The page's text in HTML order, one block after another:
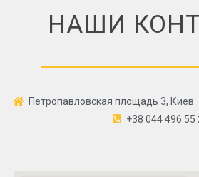
НАШИ
Петропавловская площадь 3, Киев
+38 044 496 55